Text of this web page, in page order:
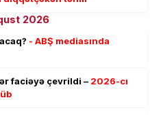
2026
- ABŞ mediasında
faciəyə çevrildi – 2026-cı